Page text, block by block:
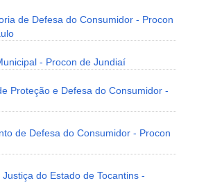
de Defesa do Consumidor - Procon
- Procon de Jundiaí
Proteção e Defesa do Consumidor -
de Defesa do Consumidor - Procon
do Estado de Tocantins -